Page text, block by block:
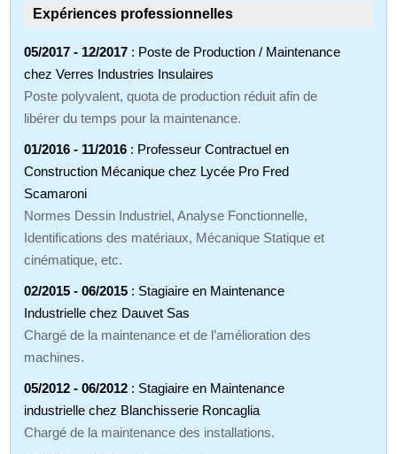
Expériences professionnelles
05/2017 - 12/2017 : Poste de Production / Maintenance
chez Verres Industries Insulaires
Poste polyvalent, quota de production réduit afin de
libérer du temps pour la maintenance.
01/2016 - 11/2016 : Professeur Contractuel en
Construction Mécanique chez Lycée Pro Fred
Scamaroni
Normes Dessin Industriel, Analyse Fonctionnelle,
Identifications des matériaux, Mécanique Statique et
cinématique, etc.
02/2015 - 06/2015 : Stagiaire en Maintenance
Industrielle chez Dauvet Sas
Chargé de la maintenance et de l’amélioration des
machines.
05/2012 - 06/2012 : Stagiaire en Maintenance
industrielle chez Blanchisserie Roncaglia
Chargé de la maintenance des installations.